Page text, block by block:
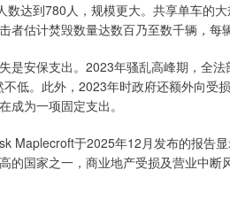
数达到780人，规模更大。共享单车
者估计焚毁数量达数百乃至数千辆，每
是安保支出。2023年骚乱高峰期，全
低。此外，2023年时政府还额外向受
成为一项固定支出。
Maplecroft于2025年12月发布的报告
的国家之一，商业地产受损及营业中断